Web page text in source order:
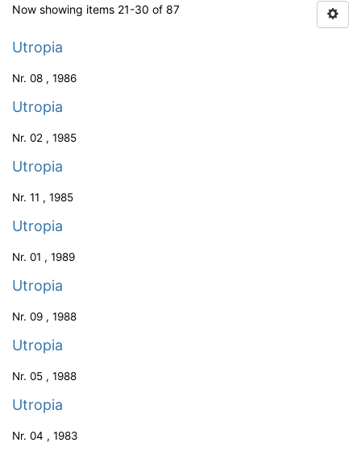
Now showing items 21-30 of 87
Utropia
Nr. 08 , 1986
Utropia
Nr. 02 , 1985
Utropia
Nr. 11 , 1985
Utropia
Nr. 01 , 1989
Utropia
Nr. 09 , 1988
Utropia
Nr. 05 , 1988
Utropia
Nr. 04 , 1983